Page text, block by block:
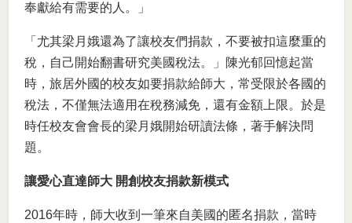
奉獻給有需要的人。」
「尤其梁月娥還為了讓校友們捐款，不要被扣這麼重的
稅，自己開始翻書研究美國稅法。」陳光郁回憶起當
時，旅居外國的校友如要捐款給師大，常受限於各國的
稅法，不僅無法適用在稅務減免，還有金額上限。於是
時任校友會會長的梁月娥開始研讀法條，著手解決問
題。
讓愛心直達師大 開創校友捐款新模式
2016年時，師大收到一筆來自美國的匿名捐款，當時